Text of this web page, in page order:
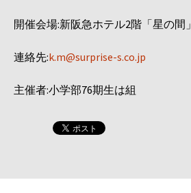
開催会場:新阪急ホテル2階「星の間」
連絡先:k.m@surprise-s.co.jp
主催者:小学部76期生は組